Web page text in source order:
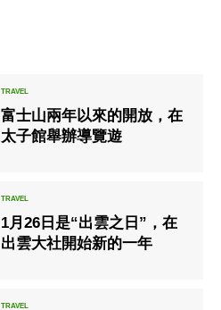
富士山兩年以來的開放，在
太子館舉辦導覽遊
1月26日是“出雲之日”，在
出雲大社開始新的一年